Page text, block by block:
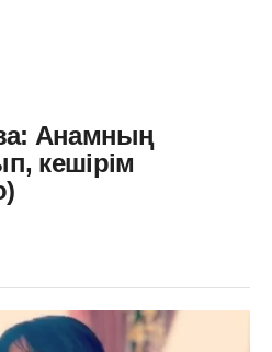
Анамның
кешірім